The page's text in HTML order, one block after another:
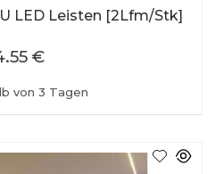
LED Leisten [2Lfm/Stk]
von 3 Tagen
€